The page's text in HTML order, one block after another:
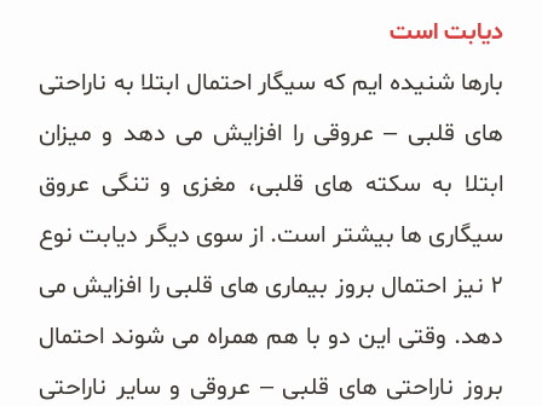
دیابت است
بارها شنیده ایم که سیگار احتمال ابتلا به ناراحتی
های قلبی – عروقی را افزایش می دهد و میزان
ابتلا به سکته های قلبی، مغزی و تنگی عروق
سیگاری ها بیشتر است. از سوی دیگر دیابت نوع
۲ نیز احتمال بروز بیماری های قلبی را افزایش می
دهد. وقتی این دو با هم همراه می شوند احتمال
بروز ناراحتی های قلبی – عروقی و سایر ناراحتی